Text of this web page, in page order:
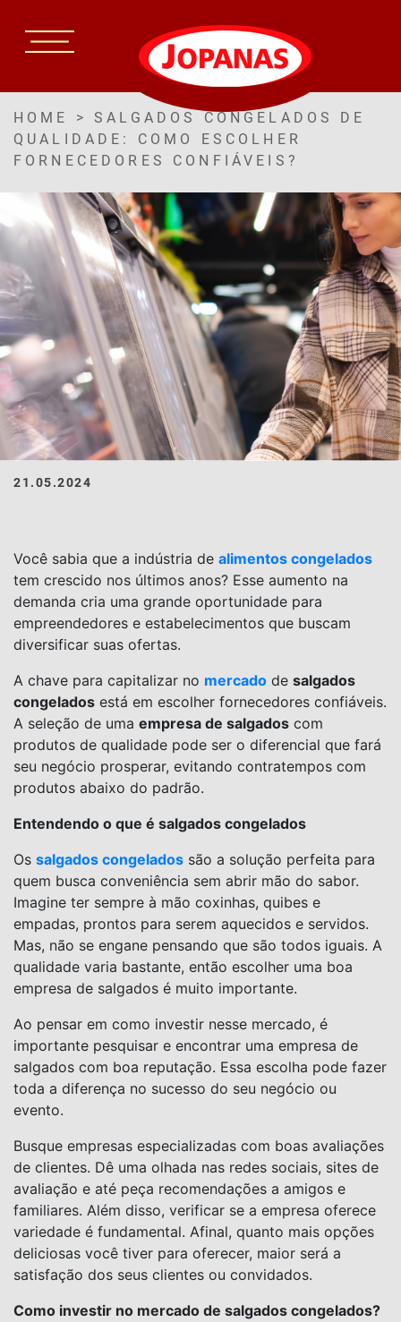
HOME >SALGADOS CONGELADOS DE
QUALIDADE: COMO ESCOLHER
FORNECEDORES CONFIÁVEIS?
21.05.2024
Você sabia que a indústria de alimentos congelados
tem crescido nos últimos anos? Esse aumento na
demanda cria uma grande oportunidade para
empreendedores e estabelecimentos que buscam
diversificar suas ofertas.
A chave para capitalizar no mercado de salgados
congelados está em escolher fornecedores confiáveis.
A seleção de uma empresa de salgados com
produtos de qualidade pode ser o diferencial que fará
seu negócio prosperar, evitando contratempos com
produtos abaixo do padrão.
Entendendo o que é salgados congelados
Os salgados congelados são a solução perfeita para
quem busca conveniência sem abrir mão do sabor.
Imagine ter sempre à mão coxinhas, quibes e
empadas, prontos para serem aquecidos e servidos.
Mas, não se engane pensando que são todos iguais. A
qualidade varia bastante, então escolher uma boa
empresa de salgados é muito importante.
Ao pensar em como investir nesse mercado, é
importante pesquisar e encontrar uma empresa de
salgados com boa reputação. Essa escolha pode fazer
toda a diferença no sucesso do seu negócio ou
evento.
Busque empresas especializadas com boas avaliações
de clientes. Dê uma olhada nas redes sociais, sites de
avaliação e até peça recomendações a amigos e
familiares. Além disso, verificar se a empresa oferece
variedade é fundamental. Afinal, quanto mais opções
deliciosas você tiver para oferecer, maior será a
satisfação dos seus clientes ou convidados.
Como investir no mercado de salgados congelados?